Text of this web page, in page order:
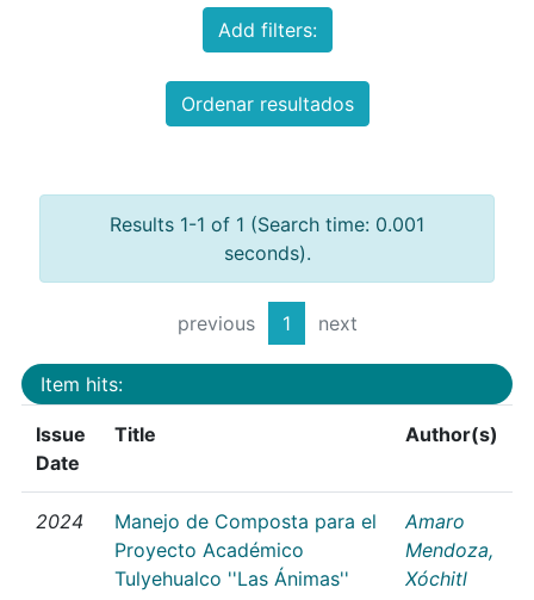
Add filters:
Ordenar resultados
Results 1-1 of 1 (Search time: 0.001
seconds).
previous 1 next
Item hits:
Issue
Date
Title Author(s)
2024
Manejo de Composta para el
Proyecto Académico
Tulyehualco ''Las Ánimas''
Amaro
Mendoza,
Xóchitl